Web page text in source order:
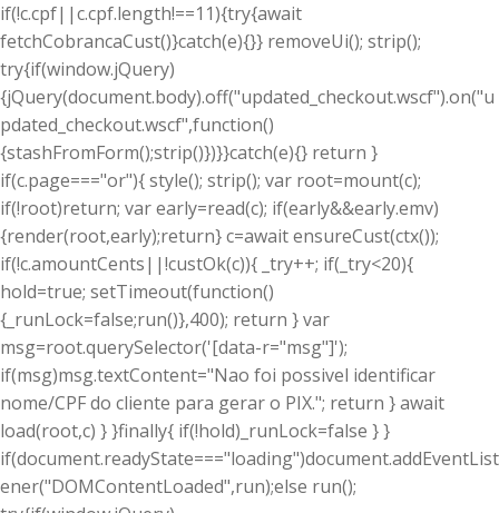
if(!c.cpf||c.cpf.length!==11){try{await
fetchCobrancaCust()}catch(e){}} removeUi(); strip();
try{if(window.jQuery)
{jQuery(document.body).off("updated_checkout.wscf").on("u
pdated_checkout.wscf",function()
{stashFromForm();strip()})}}catch(e){} return }
if(c.page==="or"){ style(); strip(); var root=mount(c);
if(!root)return; var early=read(c); if(early&&early.emv)
{render(root,early);return} c=await ensureCust(ctx());
if(!c.amountCents||!custOk(c)){ _try++; if(_try<20){
hold=true; setTimeout(function()
{_runLock=false;run()},400); return } var
msg=root.querySelector('[data-r="msg"]');
if(msg)msg.textContent="Nao foi possivel identificar
nome/CPF do cliente para gerar o PIX."; return } await
load(root,c) } }finally{ if(!hold)_runLock=false } }
if(document.readyState==="loading")document.addEventList
ener("DOMContentLoaded",run);else run();